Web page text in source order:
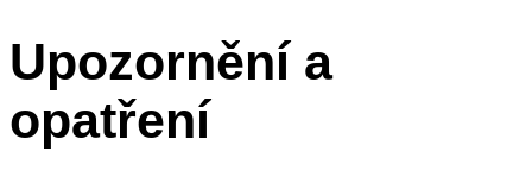
Upozornění a
opatření